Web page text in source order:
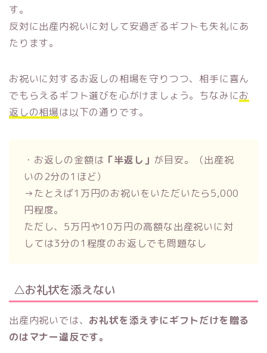
す。
反対に出産内祝いに対して安過ぎるギフトも失礼にあ
たります。
お祝いに対するお返しの相場を守りつつ、相手に喜ん
でもらえるギフト選びを心がけましょう。ちなみにお
返しの相場は以下の通りです。
・お返しの金額は 「半返し」 が目安。（出産祝
いの2分の1ほど）
→たとえば1万円のお祝いをいただいたら5,000
円程度。
ただし、5万円や10万円の高額な出産祝いに対
しては3分の1程度のお返しでも問題なし
△お礼状を添えない
出産内祝いでは、 お礼状を添えずにギフトだけを贈る
のはマナー違反です。